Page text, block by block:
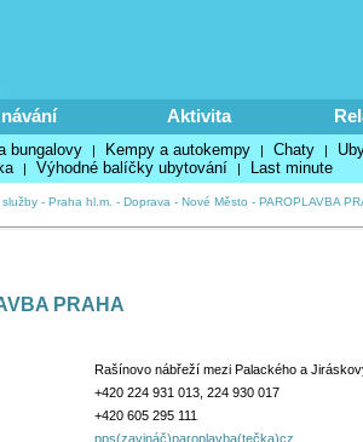
Aktivita
bungalovy | Kempy a autokempy | Chaty |
| Výhodné balíčky ubytování | Last minute
- Praha hl.m. - Doprava - Nové Město - PAROPLAVBA
PRAHA
Rašínovo nábřeží mezi Palackého a
+420 224 931 013, 224 930 017
+420 605 295 111
pps(zavináč)paroplavba(tečka)cz